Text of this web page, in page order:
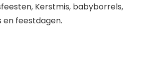
Kerstmis, babyborrels,
en feestdagen.